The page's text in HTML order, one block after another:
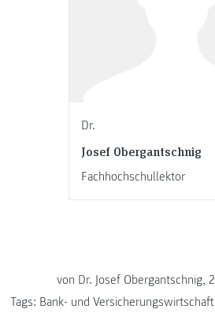
Dr.
Josef Obergantschnig
Fachhochschullektor
von Dr. Josef Obergantschnig,
Tags: Bank- und Versicherungswirtschaft